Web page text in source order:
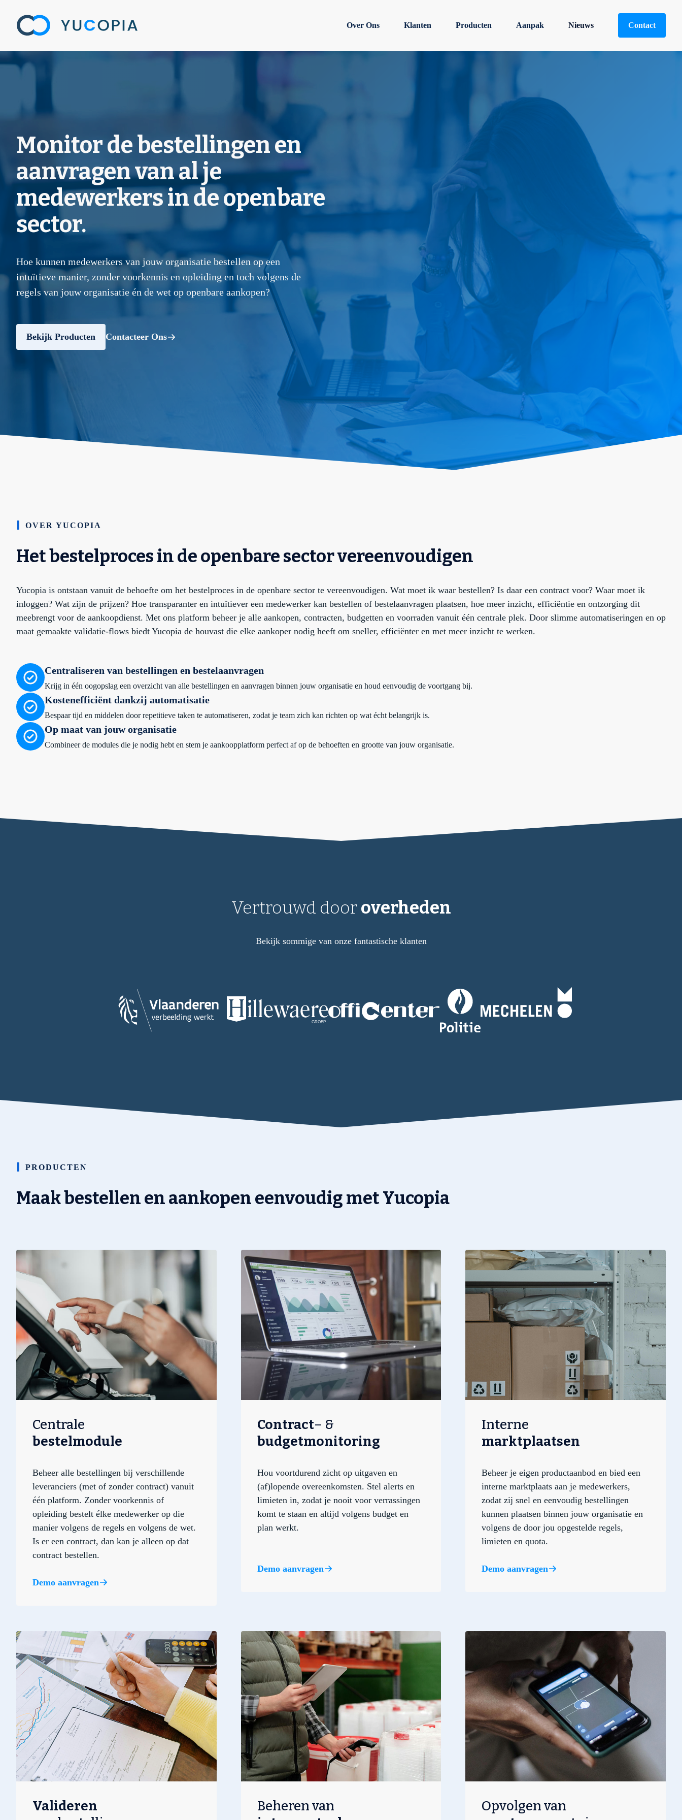
Over Ons Klanten Producten Aanpak Nieuws Contact
Monitor de bestellingen en
aanvragen van al je
medewerkers in de openbare
sector.
Hoe kunnen medewerkers van jouw organisatie bestellen op een
intuïtieve manier, zonder voorkennis en opleiding en toch volgens de
regels van jouw organisatie én de wet op openbare aankopen?
Bekijk Producten Contacteer Ons
OVER YUCOPIA
Het bestelproces in de openbare sector vereenvoudigen
Yucopia is ontstaan vanuit de behoefte om het bestelproces in de openbare sector te vereenvoudigen. Wat moet ik waar bestellen? Is daar een contract voor? Waar moet ik
inloggen? Wat zijn de prijzen? Hoe transparanter en intuïtiever een medewerker kan bestellen of bestelaanvragen plaatsen, hoe meer inzicht, efficiëntie en ontzorging dit
meebrengt voor de aankoopdienst. Met ons platform beheer je alle aankopen, contracten, budgetten en voorraden vanuit één centrale plek. Door slimme automatiseringen en op
maat gemaakte validatie-flows biedt Yucopia de houvast die elke aankoper nodig heeft om sneller, efficiënter en met meer inzicht te werken.
Centraliseren van bestellingen en bestelaanvragen
Krijg in één oogopslag een overzicht van alle bestellingen en aanvragen binnen jouw organisatie en houd eenvoudig de voortgang bij.
Kostenefficiënt dankzij automatisatie
Bespaar tijd en middelen door repetitieve taken te automatiseren, zodat je team zich kan richten op wat écht belangrijk is.
Op maat van jouw organisatie
Combineer de modules die je nodig hebt en stem je aankoopplatform perfect af op de behoeften en grootte van jouw organisatie.
Vertrouwd dooroverheden
Bekijk sommige van onze fantastische klanten
PRODUCTEN
Maak bestellen en aankopen eenvoudig met Yucopia
Centrale
bestelmodule
Beheer alle bestellingen bij verschillende
leveranciers (met of zonder contract) vanuit
één platform. Zonder voorkennis of
opleiding bestelt élke medewerker op die
manier volgens de regels en volgens de wet.
Is er een contract, dan kan je alleen op dat
contract bestellen.
Demo aanvragen
Contract– &
budgetmonitoring
Hou voortdurend zicht op uitgaven en
(af)lopende overeenkomsten. Stel alerts en
limieten in, zodat je nooit voor verrassingen
komt te staan en altijd volgens budget en
plan werkt.
Demo aanvragen
Interne
marktplaatsen
Beheer je eigen productaanbod en bied een
interne marktplaats aan je medewerkers,
zodat zij snel en eenvoudig bestellingen
kunnen plaatsen binnen jouw organisatie en
volgens de door jou opgestelde regels,
limieten en quota.
Demo aanvragen
Valideren
Beheren van
Opvolgen van